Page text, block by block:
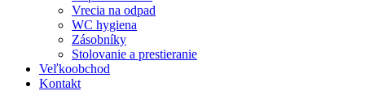
Vrecia na odpad
WC hygiena
Zásobníky
Stolovanie a prestieranie
Veľkoobchod
Kontakt